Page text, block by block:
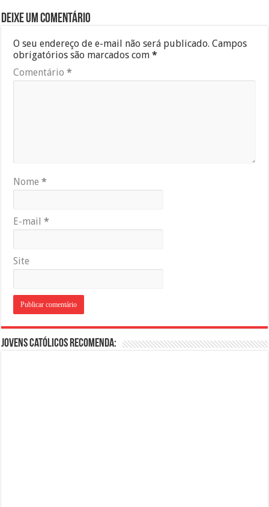
Deixe um comentário
O seu endereço de e-mail não será publicado. Campos
obrigatórios são marcados com*
Comentário*
Nome*
E-mail*
Site
Jovens Católicos Recomenda: